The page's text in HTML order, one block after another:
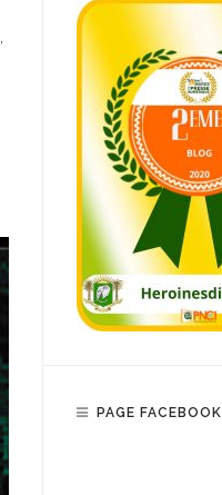
PAGE FACEBOOK